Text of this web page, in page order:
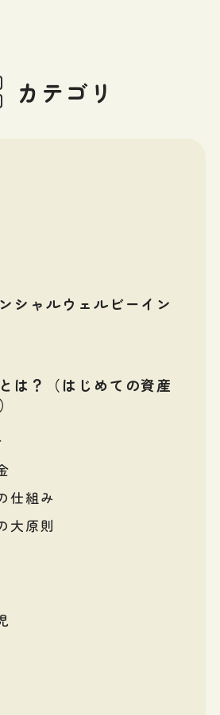
カテゴリ
シャルウェルビーイン
は？（はじめての資産
仕組み
大原則